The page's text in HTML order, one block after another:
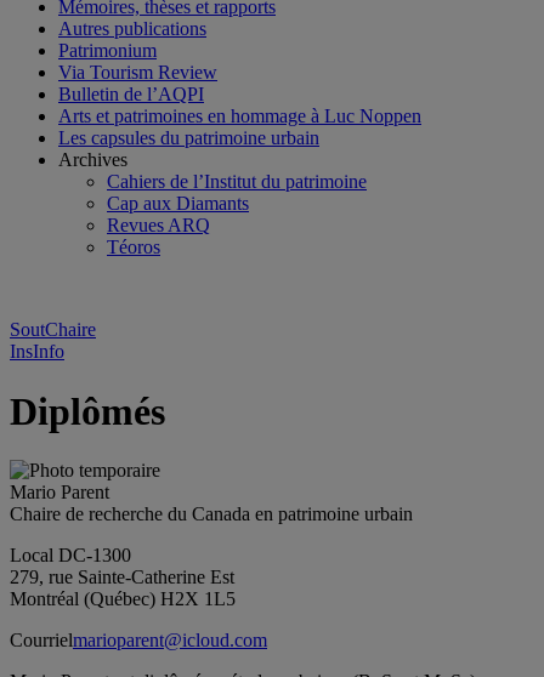
Mémoires, thèses et rapports
Autres publications
Patrimonium
Via Tourism Review
Bulletin de l’AQPI
Arts et patrimoines en hommage à Luc Noppen
Les capsules du patrimoine urbain
Archives
Cahiers de l’Institut du patrimoine
Cap aux Diamants
Revues ARQ
Téoros
SoutChaire
InsInfo
Diplômés
Mario Parent
Chaire de recherche du Canada en patrimoine urbain
Local DC-1300
279, rue Sainte-Catherine Est
Montréal (Québec) H2X 1L5
Courrielmarioparent@icloud.com